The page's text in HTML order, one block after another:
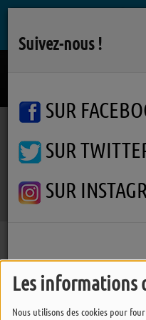
Les informations
Nous utilisons des cookies pour
Podcasts Varanger
Varanger
Suivez-nous !
SUR
SUR
SUR